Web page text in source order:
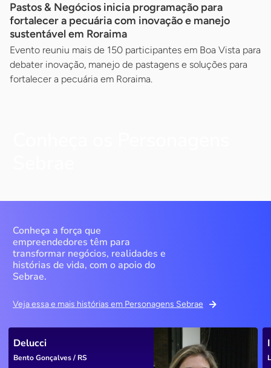
Pastos & Negócios inicia programação para
fortalecer a pecuária com inovação e manejo
sustentável em Roraima
Evento reuniu mais de 150 participantes em Boa Vista para
debater inovação, manejo de pastagens e soluções para
fortalecer a pecuária em Roraima.
Conheça a força que
empreendedores têm para
transformar negócios, realidades e
histórias de vida, com o apoio do
Sebrae.
Veja essa e mais histórias em Personagens Sebrae
Delucci
Bento Gonçalves / RS